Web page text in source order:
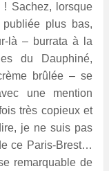
! Sachez, lorsque
publiée plus bas,
là – burrata à la
du Dauphiné,
brûlée – se
une mention
très copieux et
je ne suis pas
ce Paris-Brest…
remarquable de